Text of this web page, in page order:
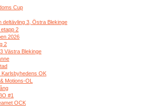
Cup
deltävling 3, Östra Blekinge
2
2026
2
Västra Blekinge
Karlsbyhedens OK
Motions-OL
#1
OCK